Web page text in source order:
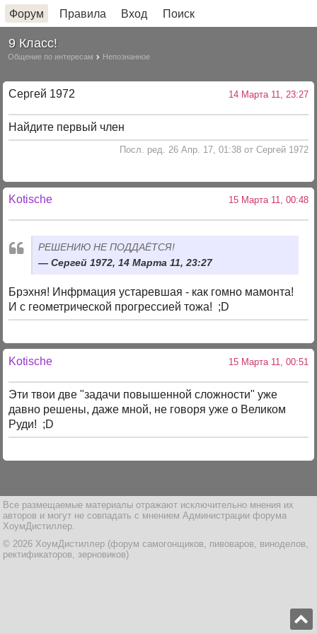
Форум Правила Вход Поиск
9 Класс!
Общение по интересам Непознанное
Сергей 1972 14 Марта 11, 23:27
Найдите первый член
Посл. ред. 26 Апр. 17, 01:38 от Сергей 1972
Kotische 15 Марта 11, 00:48
РЕШЕНИЮ НЕ ПОДДАЁТСЯ!
Сергей 1972, 14 Марта 11, 23:27
Брэхня! Инфрмация устаревшая - как гомно мамонта!
И с геометрической прогрессией тожа! ;D
Kotische 15 Марта 11, 00:51
Эти твои две "задачи повышенной сложности" уже
давно решены, даже мной, не говоря уже о Великом
Руди! ;D
Все размещаемые материалы отражают исключительно мнения их
авторов и могут не совпадать с мнением Администрации форума
ХоумДистиллер.
© 2026 ХоумДистиллер (форум самогонщиков, пивоваров, виноделов,
ректификаторов, зерновиков)